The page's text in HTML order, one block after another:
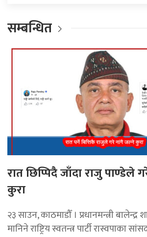
सम्बन्धित
रात छिप्पिदै जाँदा राजु पाण्डेले
कुरा
२३ साउन, काठमाडौँ । प्रधानमन्त्री
मानिने राष्ट्रिय स्वतन्त्र पार्टी रास्वपाका